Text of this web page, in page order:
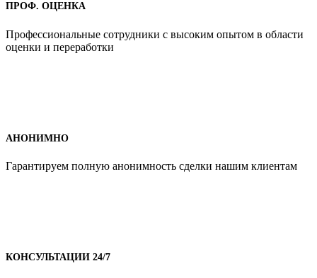
ПРОФ. ОЦЕНКА
Профессиональные сотрудники с высоким опытом в области
оценки и переработки
АНОНИМНО
Гарантируем полную анонимность сделки нашим клиентам
КОНСУЛЬТАЦИИ 24/7